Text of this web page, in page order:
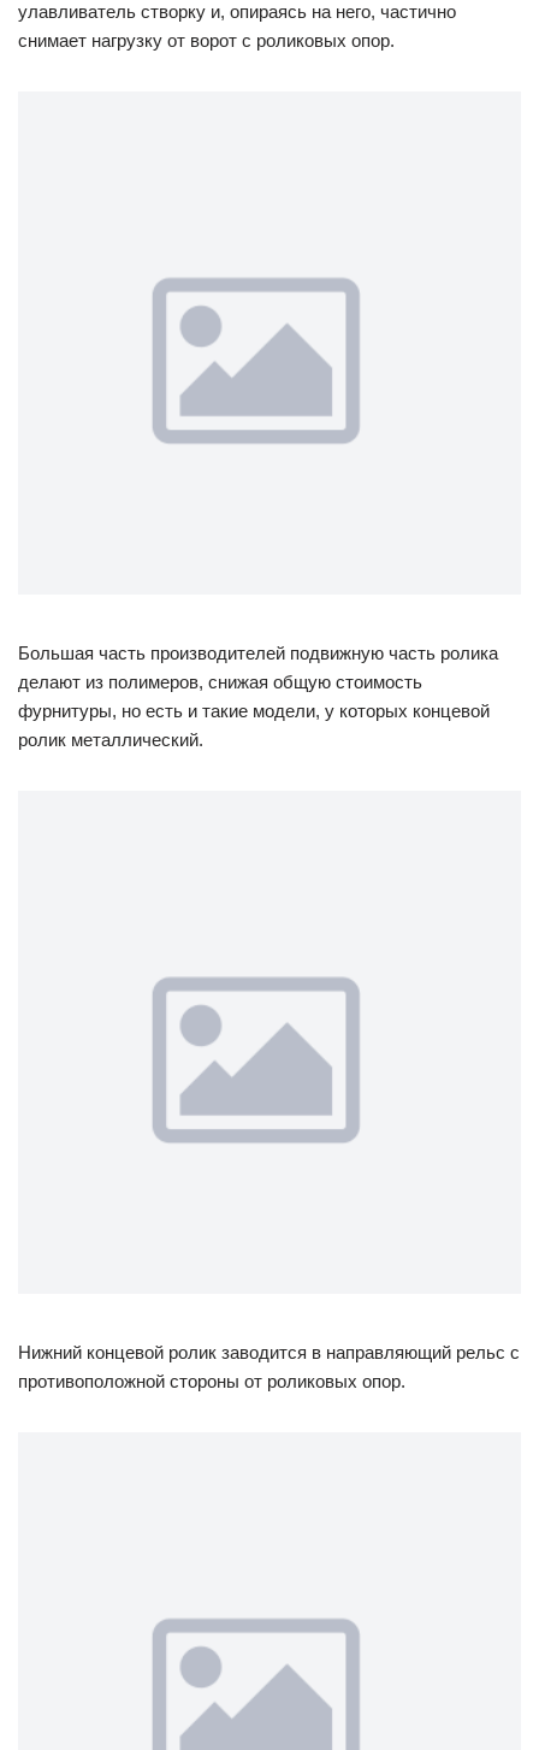
улавливатель створку и, опираясь на него, частично
снимает нагрузку от ворот с роликовых опор.
Большая часть производителей подвижную часть ролика
делают из полимеров, снижая общую стоимость
фурнитуры, но есть и такие модели, у которых концевой
ролик металлический.
Нижний концевой ролик заводится в направляющий рельс с
противоположной стороны от роликовых опор.